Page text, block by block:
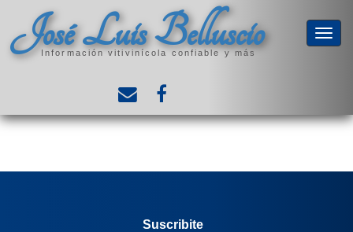
José Luis Belluscio
Información vitivinícola confiable y más
Suscribite